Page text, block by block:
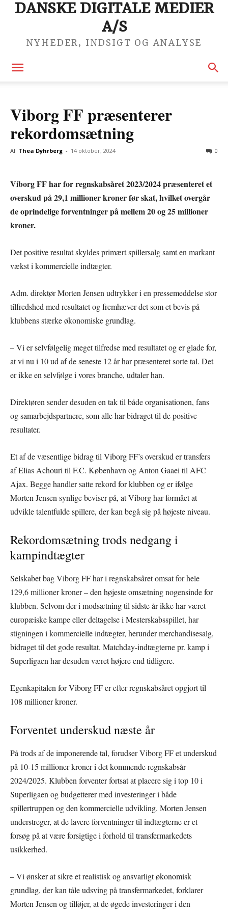
DANSKE DIGITALE MEDIER
A/S
NYHEDER, INDSIGT OG ANALYSE
Viborg FF præsenterer
rekordomsætning
Af Thea Dyhrberg - 14 oktober, 2024 0
Viborg FF har for regnskabsåret 2023/2024 præsenteret et
overskud på 29,1 millioner kroner før skat, hvilket overgår
de oprindelige forventninger på mellem 20 og 25 millioner
kroner.
Det positive resultat skyldes primært spillersalg samt en markant
vækst i kommercielle indtægter.
Adm. direktør Morten Jensen udtrykker i en pressemeddelse stor
tilfredshed med resultatet og fremhæver det som et bevis på
klubbens stærke økonomiske grundlag.
– Vi er selvfølgelig meget tilfredse med resultatet og er glade for,
at vi nu i 10 ud af de seneste 12 år har præsenteret sorte tal. Det
er ikke en selvfølge i vores branche, udtaler han.
Direktøren sender desuden en tak til både organisationen, fans
og samarbejdspartnere, som alle har bidraget til de positive
resultater.
Et af de væsentlige bidrag til Viborg FF’s overskud er transfers
af Elias Achouri til F.C. København og Anton Gaaei til AFC
Ajax. Begge handler satte rekord for klubben og er ifølge
Morten Jensen synlige beviser på, at Viborg har formået at
udvikle talentfulde spillere, der kan begå sig på højeste niveau.
Rekordomsætning trods nedgang i
kampindtægter
Selskabet bag Viborg FF har i regnskabsåret omsat for hele
129,6 millioner kroner – den højeste omsætning nogensinde for
klubben. Selvom der i modsætning til sidste år ikke har været
europæiske kampe eller deltagelse i Mesterskabsspillet, har
stigningen i kommercielle indtægter, herunder merchandisesalg,
bidraget til det gode resultat. Matchday-indtægterne pr. kamp i
Superligaen har desuden været højere end tidligere.
Egenkapitalen for Viborg FF er efter regnskabsåret opgjort til
108 millioner kroner.
Forventet underskud næste år
På trods af de imponerende tal, forudser Viborg FF et underskud
på 10-15 millioner kroner i det kommende regnskabsår
2024/2025. Klubben forventer fortsat at placere sig i top 10 i
Superligaen og budgetterer med investeringer i både
spillertruppen og den kommercielle udvikling. Morten Jensen
understreger, at de lavere forventninger til indtægterne er et
forsøg på at være forsigtige i forhold til transfermarkedets
usikkerhed.
– Vi ønsker at sikre et realistisk og ansvarligt økonomisk
grundlag, der kan tåle udsving på transfermarkedet, forklarer
Morten Jensen og tilføjer, at de øgede investeringer i den